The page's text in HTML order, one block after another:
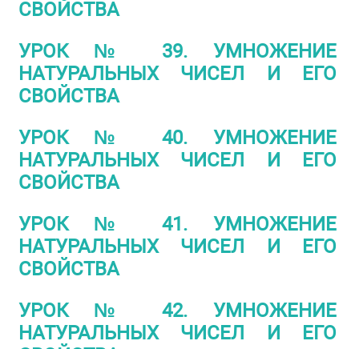
СВОЙСТВА
УРОК № 39. УМНОЖЕНИЕ
НАТУРАЛЬНЫХ ЧИСЕЛ И ЕГО
СВОЙСТВА
УРОК № 40. УМНОЖЕНИЕ
НАТУРАЛЬНЫХ ЧИСЕЛ И ЕГО
СВОЙСТВА
УРОК № 41. УМНОЖЕНИЕ
НАТУРАЛЬНЫХ ЧИСЕЛ И ЕГО
СВОЙСТВА
УРОК № 42. УМНОЖЕНИЕ
НАТУРАЛЬНЫХ ЧИСЕЛ И ЕГО